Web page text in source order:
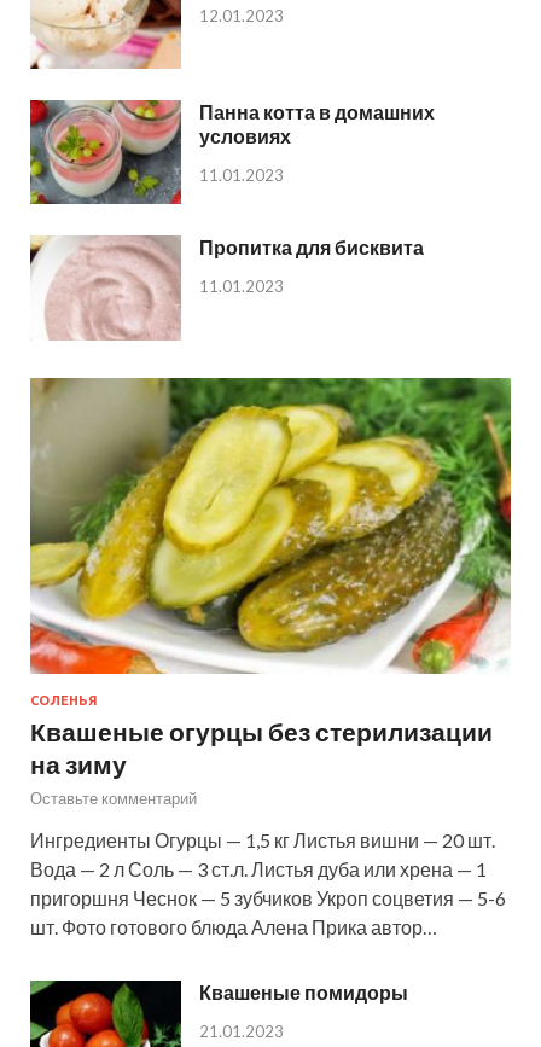
12.01.2023
Панна котта в домашних
условиях
11.01.2023
Пропитка для бисквита
11.01.2023
СОЛЕНЬЯ
Квашеные огурцы без стерилизации
на зиму
Оставьте комментарий
Ингредиенты Огурцы — 1,5 кг Листья вишни — 20 шт.
Вода — 2 л Соль — 3 ст.л. Листья дуба или хрена — 1
пригоршня Чеснок — 5 зубчиков Укроп соцветия — 5-6
шт. Фото готового блюда Алена Прика автор…
Квашеные помидоры
21.01.2023